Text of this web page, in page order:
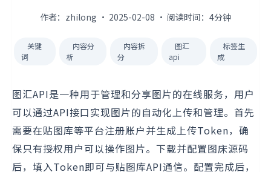
作者：zhilong · 2025-02-08 · 阅读时间：4分钟
关键
词
内容分
析
内容拆
分
图汇
api
标签生
成
图汇API是一种用于管理和分享图片的在线服务，用户
可以通过API接口实现图片的自动化上传和管理。首先
需要在贴图库等平台注册账户并生成上传Token，确
保只有授权用户可以操作图片。下载并配置图床源码
后，填入Token即可与贴图库API通信。配置完成后，